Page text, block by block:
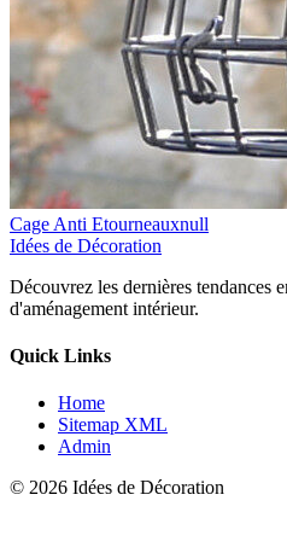
Cage Anti Etourneauxnull
Idées de Décoration
Découvrez les dernières tendances
d'aménagement intérieur.
Quick Links
Home
Sitemap XML
Admin
© 2026 Idées de Décoration